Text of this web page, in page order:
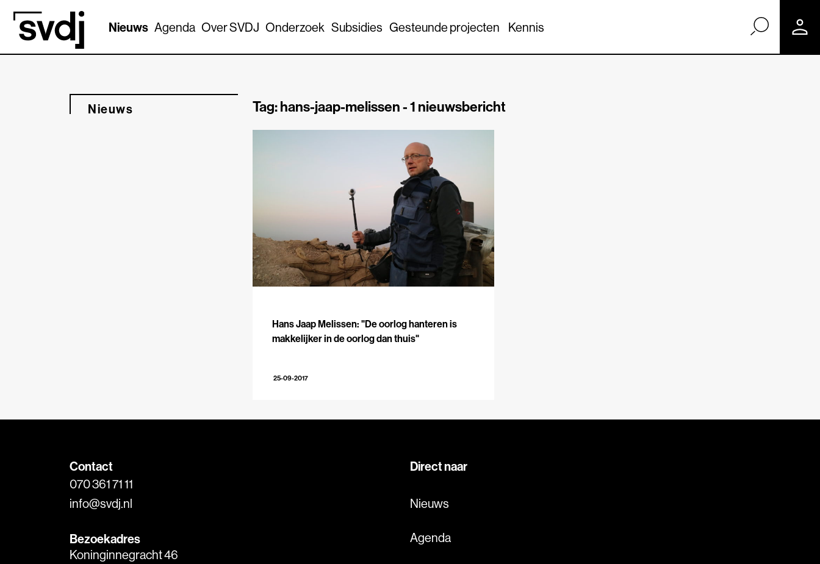
Naar hoofdinhoud
Nieuws Agenda Over SVDJ Onderzoek Subsidies Gesteunde projecten Kennis
Nieuws Tag: hans-jaap-melissen -1 nieuwsbericht
Hans Jaap Melissen: "De oorlog hanteren is
makkelijker in de oorlog dan thuis"
25-09-2017
Contact
070 361 71 11
info@svdj.nl
Bezoekadres
Koninginnegracht 46
Direct naar
Nieuws
Agenda